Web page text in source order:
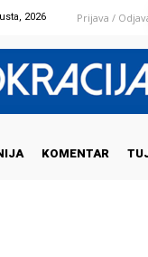
2026 Prijava /
KOMENTAR